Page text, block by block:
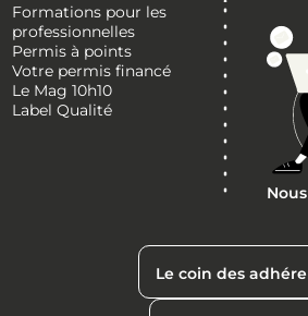
Formations pour les
professionnelles
Permis à points
Votre permis financé
Le Mag 10h10
Label Qualité
Le coin des